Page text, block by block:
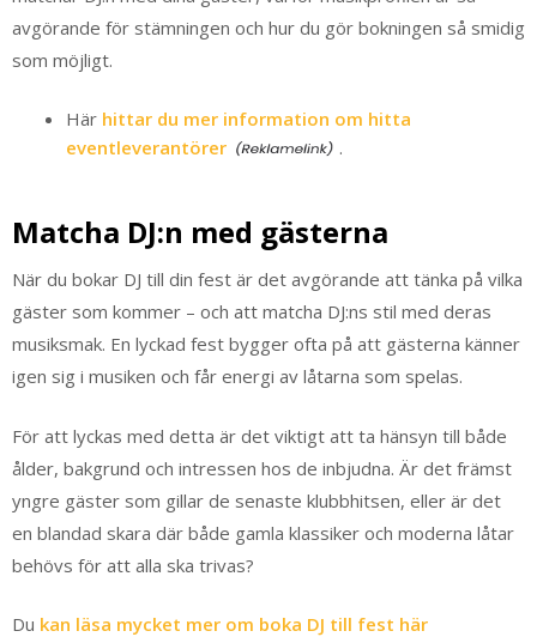
avgörande för stämningen och hur du gör bokningen så smidig
som möjligt.
Här hittar du mer information om hitta
eventleverantörer
.
Matcha DJ:n med gästerna
När du bokar DJ till din fest är det avgörande att tänka på vilka
gäster som kommer – och att matcha DJ:ns stil med deras
musiksmak. En lyckad fest bygger ofta på att gästerna känner
igen sig i musiken och får energi av låtarna som spelas.
För att lyckas med detta är det viktigt att ta hänsyn till både
ålder, bakgrund och intressen hos de inbjudna. Är det främst
yngre gäster som gillar de senaste klubbhitsen, eller är det
en blandad skara där både gamla klassiker och moderna låtar
behövs för att alla ska trivas?
Du kan läsa mycket mer om boka DJ till fest här